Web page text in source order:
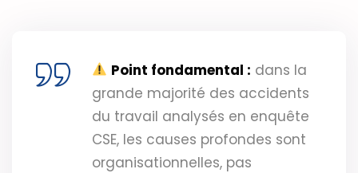
Point fondamental : dans la
grande majorité des accidents
du travail analysés en enquête
CSE, les causes profondes sont
organisationnelles, pas